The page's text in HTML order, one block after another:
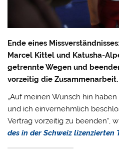
Ende eines
Marcel Kittel und Katusha-
getrennte Wegen und
vorzeitig die Zusammenarbeit.
„Auf meinen Wunsch hin
und ich einvernehmlich
Vertrag vorzeitig zu beenden“,
des in der Schweiz lizenzierten